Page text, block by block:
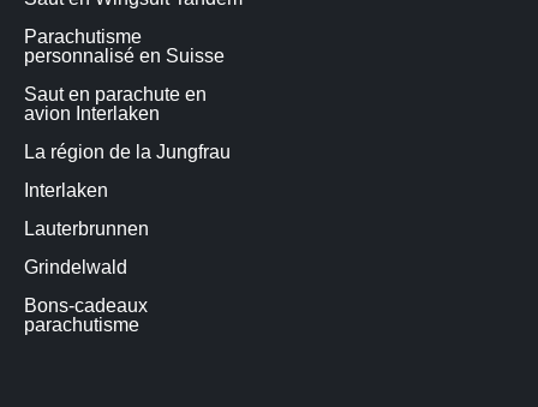
Parachutisme
personnalisé en Suisse
Saut en parachute en
avion Interlaken
La région de la Jungfrau
Interlaken
Lauterbrunnen
Grindelwald
Bons-cadeaux
parachutisme